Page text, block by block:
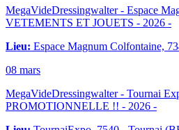
MegaVideDressingwalter - Espace
VETEMENTS ET JOUETS - 2026 -
Lieu: Espace Magnum Colfontaine,
08 mars
MegaVideDressingwalter - Tournai
PROMOTIONNELLE !! - 2026 -